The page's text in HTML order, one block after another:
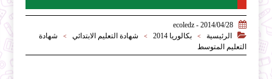

2014/04/28 - ecoledz

الرئيسية > بكالوريا 2014 > شهادة التعليم الابتدائي >
شهادة
التعليم المتوسط